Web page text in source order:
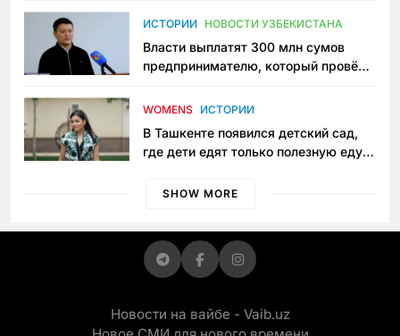
пространство
ИСТОРИИ НОВОСТИ УЗБЕКИСТАНА
Власти выплатят 300 млн сумов
предпринимателю, который провёл
приговору
WOMENS ИСТОРИИ
В Ташкенте появился детский сад,
где дети едят только полезную еду.
просить «кашу без сахара»
SHOW MORE
Новости на вайбе - Vaib.uz